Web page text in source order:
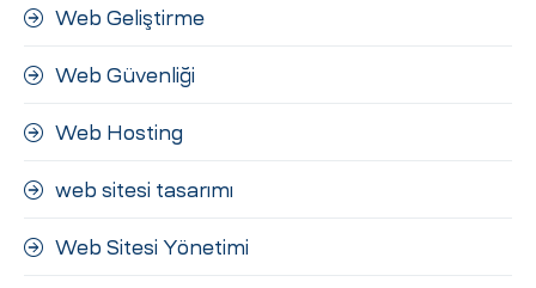
Web Geliştirme
Web Güvenliği
Web Hosting
web sitesi tasarımı
Web Sitesi Yönetimi